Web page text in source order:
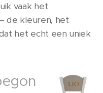
vaak het
de kleuren, het
het echt een uniek